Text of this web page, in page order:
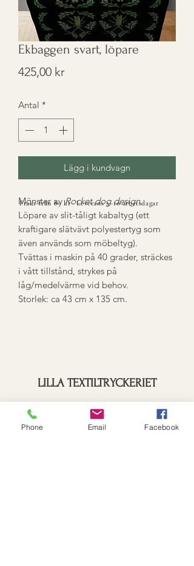
Ekbaggen svart, löpare
425,00 krPris
Antal *
Lägg i kundvagn
Mönster avRocket dog design.
Löpare av slit-tåligt kabaltyg (ett
kraftigare slätvävt polyestertyg som
även används som möbeltyg).
Tvättas i maskin på 40 grader, sträckes
i vått tillstånd, strykes på
låg/medelvärme vid behov.
Storlek: ca 43 cm x 135 cm.
Frakt från 89 kr · Leverans 5–10 arbetsdagar
LILLA TEXTILTRYCKERIET
Prenumerationsformulär
Phone Email Facebook